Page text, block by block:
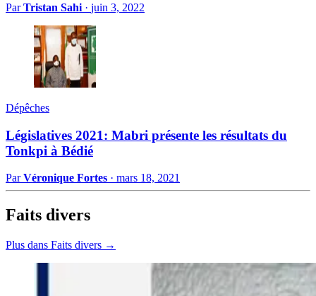
ParTristan Sahi · juin 3, 2022
Dépêches
Législatives 2021: Mabri présente les résultats du
Tonkpi à Bédié
ParVéronique Fortes · mars 18, 2021
Faits divers
Plus dans Faits divers →